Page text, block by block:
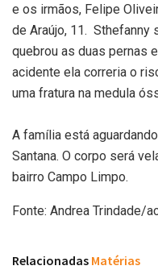
e os irmãos, Felipe
de Araújo, 11. Sthefanny
quebrou as duas pernas
acidente ela correria o
uma fratura na medula
A família está
Santana. O corpo será
bairro Campo Limpo.
Fonte: Andrea Trindade/
Relacionadas Matérias